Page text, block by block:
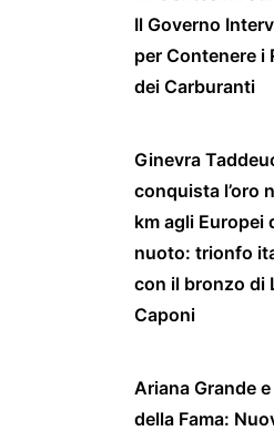
Il Governo
per Contenere i
dei Carburanti
Ginevra
conquista l’oro
km agli Europei
nuoto: trionfo
con il bronzo di
Caponi
Ariana Grande e
della Fama: